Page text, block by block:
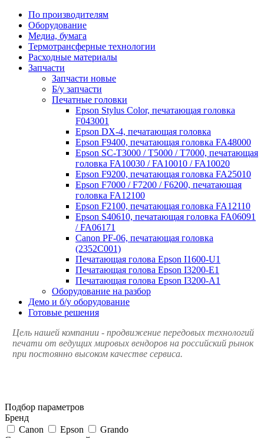
По производителям
Оборудование
Медиа, бумага
Термотрансферные технологии
Расходные материалы
Запчасти
Запчасти новые
Б/у запчасти
Печатные головки
Epson Stylus Color, печатающая головка
F043001
Epson DX-4, печатающая головка
Epson F9400, печатающая головка FA48000
Epson SC-T3000 / T5000 / T7000, печатающая
головка FA10030 / FA10010 / FA10020
Epson F9200, печатающая головка FA25010
Epson F7000 / F7200 / F6200, печатающая
головка FA12100
Epson F2100, печатающая головка FA12110
Epson S40610, печатающая головка FA06091
/ FA06171
Canon PF-06, печатающая головка
(2352C001)
Печатающая голова Epson I1600-U1
Печатающая голова Epson I3200-E1
Печатающая голова Epson I3200-A1
Оборудование на разбор
Демо и б/у оборудование
Готовые решения
Цель нашей компании - продвижение передовых технологий
печати от ведущих мировых вендоров на российский рынок
при постоянно высоком качестве сервиса.
Подбор параметров
Бренд
Canon
Epson
Grando